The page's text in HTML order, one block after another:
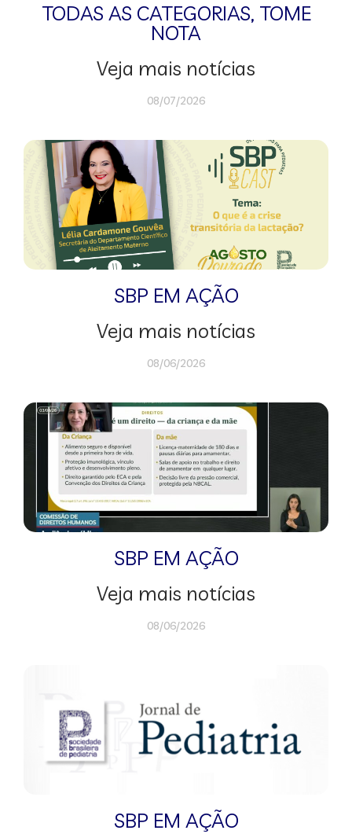
TODAS AS CATEGORIAS, TOME
NOTA
Veja mais notícias
08/07/2026
SBP EM AÇÃO
Veja mais notícias
08/06/2026
SBP EM AÇÃO
Veja mais notícias
08/06/2026
SBP EM AÇÃO